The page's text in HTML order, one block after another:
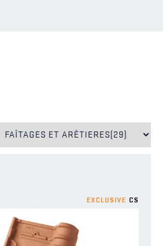
EXCLUSIVE CS
EXCLUSIVE CS